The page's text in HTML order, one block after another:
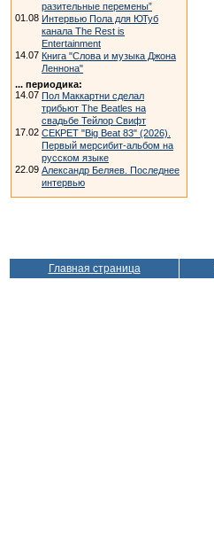
разительные перемены”
01.08 Интервью Пола для ЮТуб
канала The Rest is
Entertainment
14.07 Книга "Слова и музыка Джона
Леннона"
... периодика:
14.07 Пол Маккартни сделал
трибьют The Beatles на
свадьбе Тейлор Свифт
17.02 СЕКРЕТ "Big Beat 83" (2026).
Первый мерсибит-альбом на
русском языке
22.09 Александр Беляев. Последнее
интервью
Главная страница